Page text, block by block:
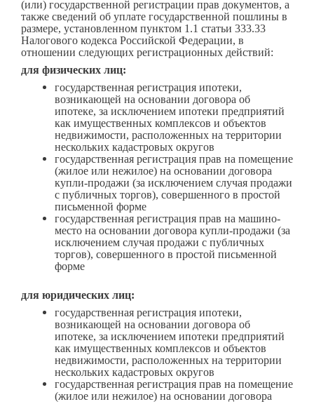
(или) государственной регистрации прав документов, а
также сведений об уплате государственной пошлины в
размере, установленном пунктом 1.1 статьи 333.33
Налогового кодекса Российской Федерации, в
отношении следующих регистрационных действий:
для физических лиц:
государственная регистрация ипотеки,
возникающей на основании договора об
ипотеке, за исключением ипотеки предприятий
как имущественных комплексов и объектов
недвижимости, расположенных на территории
нескольких кадастровых округов
государственная регистрация прав на помещение
(жилое или нежилое) на основании договора
купли-продажи (за исключением случая продажи
с публичных торгов), совершенного в простой
письменной форме
государственная регистрация прав на машино-
место на основании договора купли-продажи (за
исключением случая продажи с публичных
торгов), совершенного в простой письменной
форме
для юридических лиц:
государственная регистрация ипотеки,
возникающей на основании договора об
ипотеке, за исключением ипотеки предприятий
как имущественных комплексов и объектов
недвижимости, расположенных на территории
нескольких кадастровых округов
государственная регистрация прав на помещение
(жилое или нежилое) на основании договора